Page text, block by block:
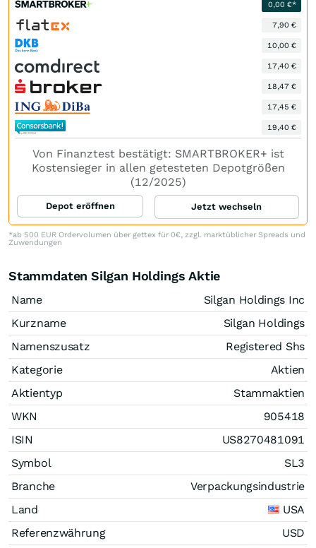
0,00 €*
7,90 €
10,00 €
17,40 €
18,47 €
17,45 €
19,40 €
Von Finanztest bestätigt: SMARTBROKER+ ist
Kostensieger in allen getesteten Depotgrößen
(12/2025)
Depot eröffnen Jetzt wechseln
*ab 500 EUR Ordervolumen über gettex für 0€, zzgl. marktüblicher Spreads und
Zuwendungen
Stammdaten Silgan Holdings Aktie
Name
Silgan Holdings Inc
Kurzname
Silgan Holdings
Namenszusatz
Registered Shs
Kategorie
Aktien
Aktientyp
Stammaktien
WKN
905418
ISIN
US8270481091
Symbol
SL3
Branche
Verpackungsindustrie
Land
USA
Referenzwährung
USD